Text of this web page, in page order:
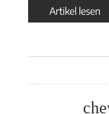
Artikel lesen